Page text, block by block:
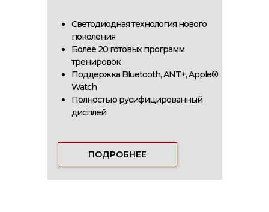
Светодиодная технология нового
поколения
Более 20 готовых программ
тренировок
Поддержка Bluetooth, ANT+, Apple®
Watch
Полностью русифицированный
дисплей
ПОДРОБНЕЕ